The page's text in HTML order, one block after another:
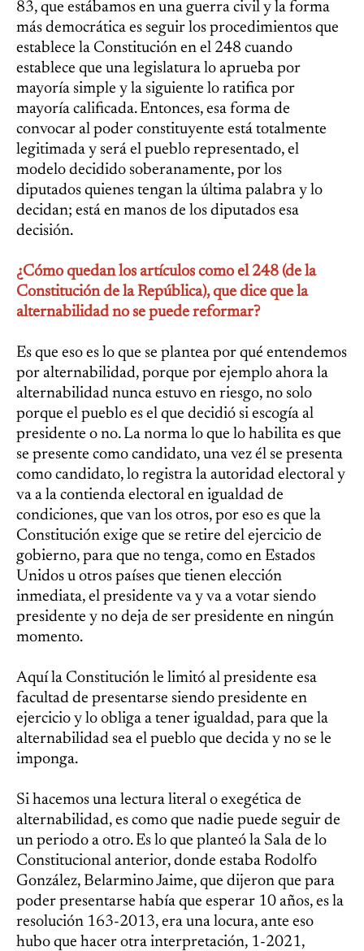
83, que estábamos en una guerra civil y la forma
más democrática es seguir los procedimientos que
establece la Constitución en el 248 cuando
establece que una legislatura lo aprueba por
mayoría simple y la siguiente lo ratifica por
mayoría calificada. Entonces, esa forma de
convocar al poder constituyente está totalmente
legitimada y será el pueblo representado, el
modelo decidido soberanamente, por los
diputados quienes tengan la última palabra y lo
decidan; está en manos de los diputados esa
decisión.
¿Cómo quedan los artículos como el 248 (de la
Constitución de la República), que dice que la
alternabilidad no se puede reformar?
Es que eso es lo que se plantea por qué entendemos
por alternabilidad, porque por ejemplo ahora la
alternabilidad nunca estuvo en riesgo, no solo
porque el pueblo es el que decidió si escogía al
presidente o no. La norma lo que lo habilita es que
se presente como candidato, una vez él se presenta
como candidato, lo registra la autoridad electoral y
va a la contienda electoral en igualdad de
condiciones, que van los otros, por eso es que la
Constitución exige que se retire del ejercicio de
gobierno, para que no tenga, como en Estados
Unidos u otros países que tienen elección
inmediata, el presidente va y va a votar siendo
presidente y no deja de ser presidente en ningún
momento.
Aquí la Constitución le limitó al presidente esa
facultad de presentarse siendo presidente en
ejercicio y lo obliga a tener igualdad, para que la
alternabilidad sea el pueblo que decida y no se le
imponga.
Si hacemos una lectura literal o exegética de
alternabilidad, es como que nadie puede seguir de
un periodo a otro. Es lo que planteó la Sala de lo
Constitucional anterior, donde estaba Rodolfo
González, Belarmino Jaime, que dijeron que para
poder presentarse había que esperar 10 años, es la
resolución 163-2013, era una locura, ante eso
hubo que hacer otra interpretación, 1-2021,